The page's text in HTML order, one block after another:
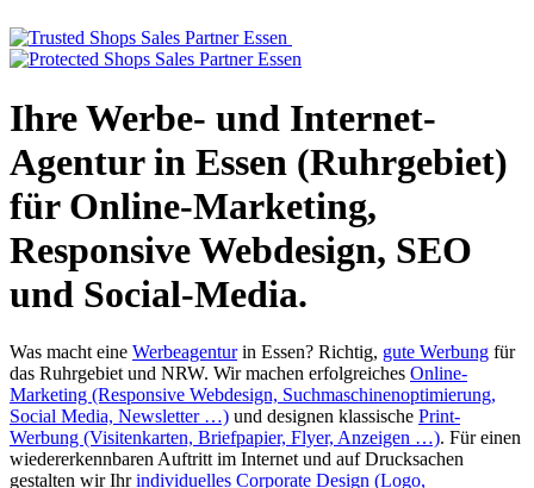
Ihre Werbe- und Internet-
Agentur in Essen (Ruhrgebiet)
für Online-Marketing,
Responsive Webdesign, SEO
und Social-Media.
Was macht eine Werbeagenturin Essen? Richtig, gute Werbung für
das Ruhrgebiet und NRW. Wir machen erfolgreiches Online-
Marketing (Responsive Webdesign, Suchmaschinenoptimierung,
Social Media, Newsletter …) und designen klassische Print-
Werbung (Visitenkarten, Briefpapier, Flyer, Anzeigen …). Für einen
wiedererkennbaren Auftritt im Internet und auf Drucksachen
gestalten wir Ihrindividuelles Corporate Design (Logo,